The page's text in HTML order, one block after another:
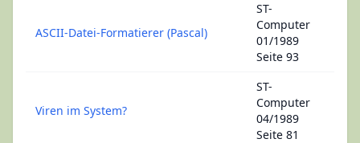
ASCII-Datei-Formatierer (Pascal)
ST-
Computer
01/1989
Seite 93
Viren im System?
ST-
Computer
04/1989
Seite 81